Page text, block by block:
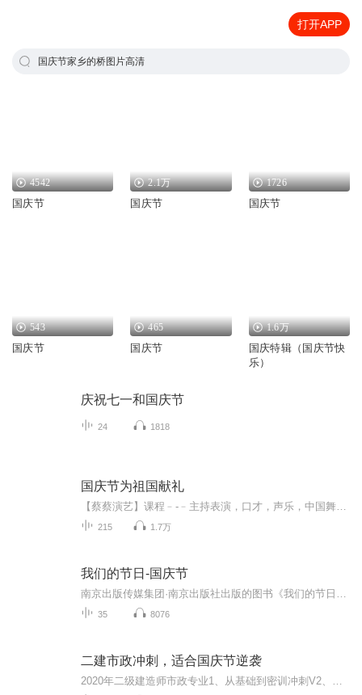
打开APP
国庆节家乡的桥图片高清
4542
国庆节
2.1万
国庆节
1726
国庆节
543
国庆节
465
国庆节
1.6万
国庆特辑（国庆节快
乐）
庆祝七一和国庆节
24 1818
国庆节为祖国献礼
215 1.7万
我们的节日-国庆节
35 8076
二建市政冲刺，适合国庆节逆袭